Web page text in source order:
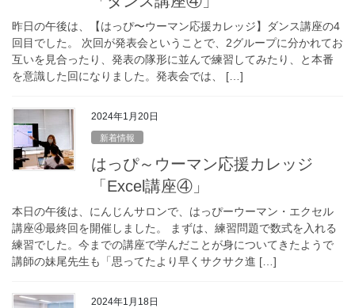
昨日の午後は、【はっぴ〜ウーマン応援カレッジ】ダンス講座の4
回目でした。 次回が発表会ということで、2グループに分かれてお
互いを見合ったり、発表の隊形に並んで練習してみたり、と本番
を意識した回になりました。​発表会では、 […]
2024年1月20日
新着情報
はっぴ～ウーマン応援カレッジ
「Excel講座④」
本日の午後は、にんじんサロンで、はっぴーウーマン・エクセル
講座④最終回を開催しました。 まずは、練習問題で数式を入れる
練習でした。今までの講座で学んだことが身についてきたようで
講師の妹尾先生も「思ってたより早くサクサク進 […]
2024年1月18日